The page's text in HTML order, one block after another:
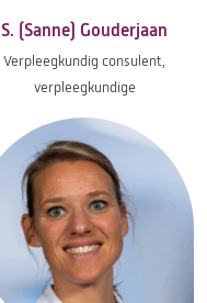
S. (Sanne) Gouderjaan
Verpleegkundig consulent,
verpleegkundige